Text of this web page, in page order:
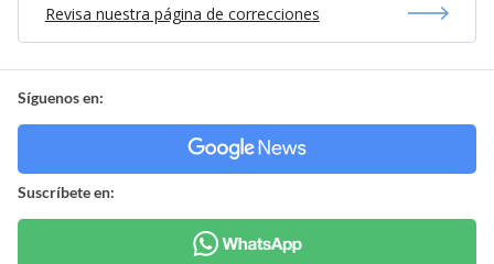
Revisa nuestra página de correcciones
Síguenos en:
Suscríbete en: